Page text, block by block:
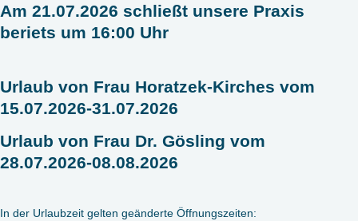
Am 21.07.2026 schließt unsere Praxis
beriets um 16:00 Uhr
Urlaub von Frau Horatzek-Kirches vom
15.07.2026-31.07.2026
Urlaub von Frau Dr. Gösling vom
28.07.2026-08.08.2026
In der Urlaubzeit gelten geänderte Öffnungszeiten: